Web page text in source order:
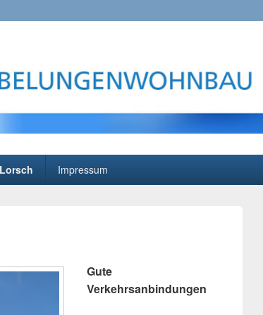
Lorsch Impressum
Gute
Verkehrsanbindungen